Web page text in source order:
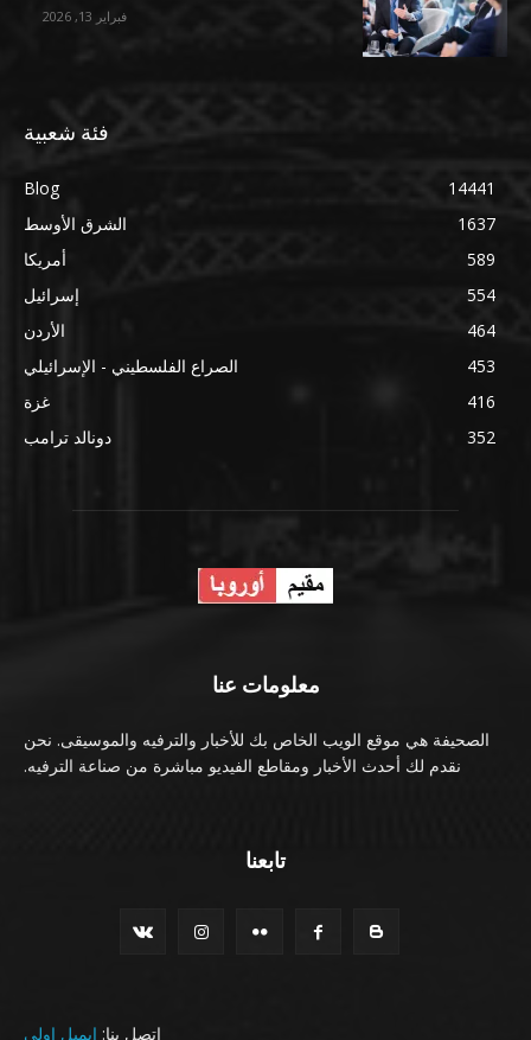
فبراير 13, 2026
فئة شعبية
Blog
14441
الشرق الأوسط
1637
أمريكا
589
إسرائيل
554
الأردن
464
الصراع الفلسطيني - الإسرائيلي
453
غزة
416
دونالد ترامب
352
معلومات عنا
الصحيفة هي موقع الويب الخاص بك للأخبار والترفيه والموسيقى. نحن
نقدم لك أحدث الأخبار ومقاطع الفيديو مباشرة من صناعة الترفيه.
تابعنا
اتصل بنا: ايميل اولي